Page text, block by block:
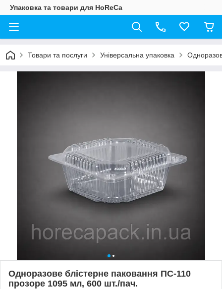
Упаковка та товари для HoReCa
Товари та послуги Універсальна упаковка
Одноразове блістерне паковання ПС-110
прозоре 1095 мл, 600 шт./пач.